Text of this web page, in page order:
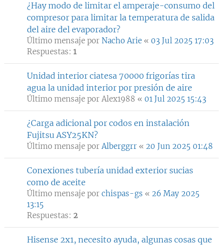
¿Hay modo de limitar el amperaje-consumo del
compresor para limitar la temperatura de salida
del aire del evaporador?
Último mensaje por Nacho Arie « 03 Jul 2025 17:03
Respuestas: 1
Unidad interior ciatesa 70000 frigorías tira
agua la unidad interior por presión de aire
Último mensaje por Alex1988 « 01 Jul 2025 15:43
¿Carga adicional por codos en instalación
Fujitsu ASY25KN?
Último mensaje porAlberggrr « 20 Jun 2025 01:48
Conexiones tubería unidad exterior sucias
como de aceite
Último mensaje por chispas-gs « 26 May 2025
13:15
Respuestas: 2
Hisense 2x1, necesito ayuda, algunas cosas que